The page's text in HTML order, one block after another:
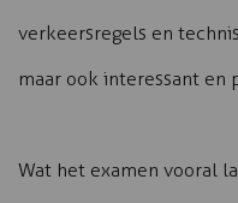
verkeersregels en
maar ook interessant en
Wat het examen vooral